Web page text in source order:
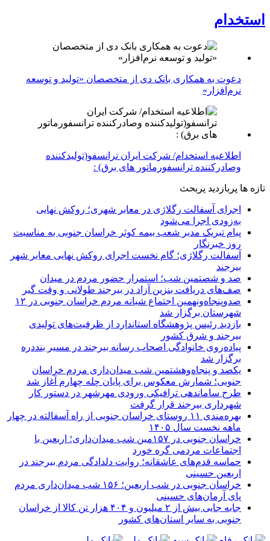
استخدام
دعوت به همکاری بانک دی از متخصصان «تولید و توسعه
نرم‌افزار»
اطلاعیه استخدام/ شرکت ایران ترانسفو(تولیدکننده
وصادرکننده ترانسفورماتور های برق) :
تازه ها پربازدید پربحث
اجرای آسفالت رگلاژی در معابر شهری؛ روکش نهایی
به‌زودی اجرا می‌شود
پیام تبریک مدیر شعب بیمه کوثر خراسان جنوبی به مناسبت
روز خبرنگار
آسفالت رگلاژی؛ گام نخست اجرای روکش نهایی معابر شهر
بیرجند
صد و شصتمین شب؛ استمرار حضور مردم در میدان
صف‌های دریافت بنزین آزاد در بیرجند طولانی و وقت گیر
صدوپنجاه‌ونهمین اجتماع شبانه مردم خراسان جنوبی در ۱۲
شهرستان برگزار شد
بازدید رئیس پژوهشگاه استاندارد از ظرفیت‌های تولیدی
بیرجند و شرق کشور
پیاده‌روی خانوادگی اصحاب رسانه بیرجند در مسیر بنددره
برگزار شد
یکصد و پنجاه‌وهشتمین شب میدان‌داری مردم خراسان
جنوبی؛ شمارش معکوس برای پایان چله چهارم آغاز شد
طرح ساماندهی ترافیکی ورودی مهرشهر در دستور کار
شهرداری بیرجند قرار گرفت
بهره‌مندی ۱۱ روستای خراسان جنوبی از راه آسفالته در چهار
ماهه نخست سال ۱۴۰۵
خراسان جنوبی در ۱۵۷مین شب میدان‌داری؛ اربعین با
اجتماعات مردمی گره خورد
حماسه قدم‌های عاشقانه؛ روایت دلدادگی مردم بیرجند در
اربعین حسینی
خراسان جنوبی در شب اربعین؛ ۱۵۶ شب میدان‌داری مردم
پای آرمان‌های حسینی
جابه جایی بیش از ۲ میلیون و ۴۰۴ هزار تن کالا از خراسان
جنوبی به سایر استان‌های کشور